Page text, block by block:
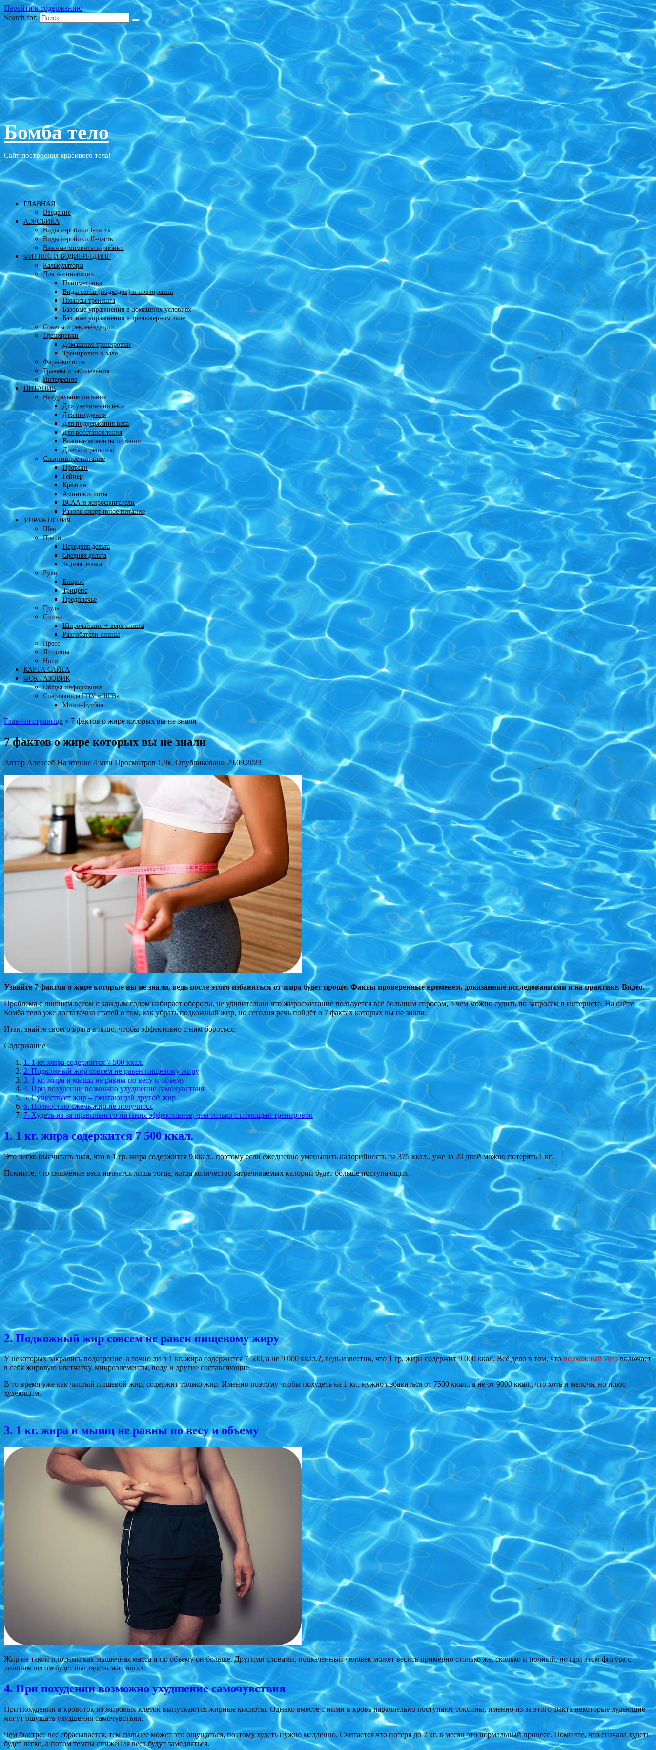
Перейти к содержанию
Search for:
Бомба тело
Сайт построения красивого тела!
ГЛАВНАЯ
Введение
АЭРОБИКА
Виды аэробики І-часть
Виды аэробики ІІ-часть
Важные моменты аэробики
ФИТНЕС И БОДИБИЛДИНГ
Калькуляторы
Для начинающих
Плиометрика
Виды сетов (подходов) и повторений
Нюансы тренинга
Базовые упражнения в домашних условиях
Базовые упражнения в тренажёрном зале
Советы и рекомендации
Тренировки
Домашние тренировки
Тренировки в зале
Фармакология
Травмы и заболевания
Интересное
ПИТАНИЕ
Натуральное питание
Для увеличения веса
Для похудения
Для поддержания веса
Для восстановления
Важные моменты питания
Диеты и рецепты
Спортивное питание
Протеин
Гейнер
Креатин
Аминокислоты
ВСАА и жиросжигатели
Разное спортивное питание
УПРАЖНЕНИЯ
Шея
Плечи
Передняя дельта
Средняя дельта
Задняя дельта
Руки
Бицепс
Трицепс
Предплечье
Грудь
Спина
Широчайшие + верх спины
Разгибатели спины
Пресс
Ягодицы
Ноги
КАРТА САЙТА
ФОК ГАЗОВИК
Общая информация
Спартакиада ГПУ «ШГВ»
Мини-футбол
Главная страница » 7 фактов о жире которых вы не знали
7 фактов о жире которых вы не знали
Автор Алексей На чтение 4 мин Просмотров 1.9к. Опубликовано 29.09.2023
Узнайте 7 фактов о жире которые вы не знали, ведь после этого избавиться от жира будет проще. Факты проверенные временем, доказанные исследованиями и на практике. Видео.
Проблема с лишним весом с каждым годом набирает обороты, не удивительно что жиросжигание пользуется всё большим спросом, о чем можно судить по запросам в интернете. На сайте
Бомба тело уже достаточно статей о том, как убрать подкожный жир, но сегодня речь пойдёт о 7 фактах которых вы не знали.
Итак, знайте своего врага в лицо, чтобы эффективно с ним бороться:
Содержание
1. 1 кг. жира содержится 7 500 ккал.
2. Подкожный жир совсем не равен пищевому жиру
3. 1 кг. жира и мышц не равны по весу и объему
4. При похудении возможно ухудшение самочувствия
5. Существует жир – сжигающий другой жир
6. Полностью сжечь жир не получится
7. Худеть из-за правильного питания эффективнее, чем только с помощью тренировок
1. 1 кг. жира содержится 7 500 ккал.
Это легко высчитать зная, что в 1 гр. жира содержится 9 ккал., поэтому если ежедневно уменьшить калорийность на 375 ккал., уже за 20 дней можно потерять 1 кг.
Помните, что снижение веса начнется лишь тогда, когда количество затрачиваемых калорий будет больше поступающих.
2. Подкожный жир совсем не равен пищевому жиру
У некоторых закрались подозрение, а точно ли в 1 кг. жира содержится 7 500, а не 9 000 ккал.?, ведь известно, что 1 гр. жира содержит 9 000 ккал. Всё дело в том, что подкожный жирвключает
в себя жировую клетчатку, микроэлементы, воду и другие составляющие.
В то время уже как чистый пищевой жир, содержит только жир. Именно поэтому чтобы похудеть на 1 кг., нужно избавиться от 7500 ккал., а не от 9000 ккал., что хоть и мелочь, но плюс
худеющим.
3. 1 кг. жира и мышц не равны по весу и объему
Жир не такой плотный как мышечная масса и по объёму он больше. Другими словами, подкаченный человек может весить примерно столько же, сколько и полный, но при этом фигура с
лишним весом будет выглядеть массивнее.
4. При похудении возможно ухудшение самочувствия
При похудении в кровоток из жировых клеток выпускаются жирные кислоты. Однако вместе с ними в кровь параллельно поступают токсины, именно из-за этого факта некоторые худеющие
могут ощущать ухудшения самочувствия.
Чем быстрее вес сбрасывается, тем сильнее может это ощущаться, поэтому худеть нужно медленно. Считается что потеря до 2 кг. в месяц это нормальный процесс. Помните, что сначала худеть
будет легко, а потом темпы снижения веса будут замедляться.